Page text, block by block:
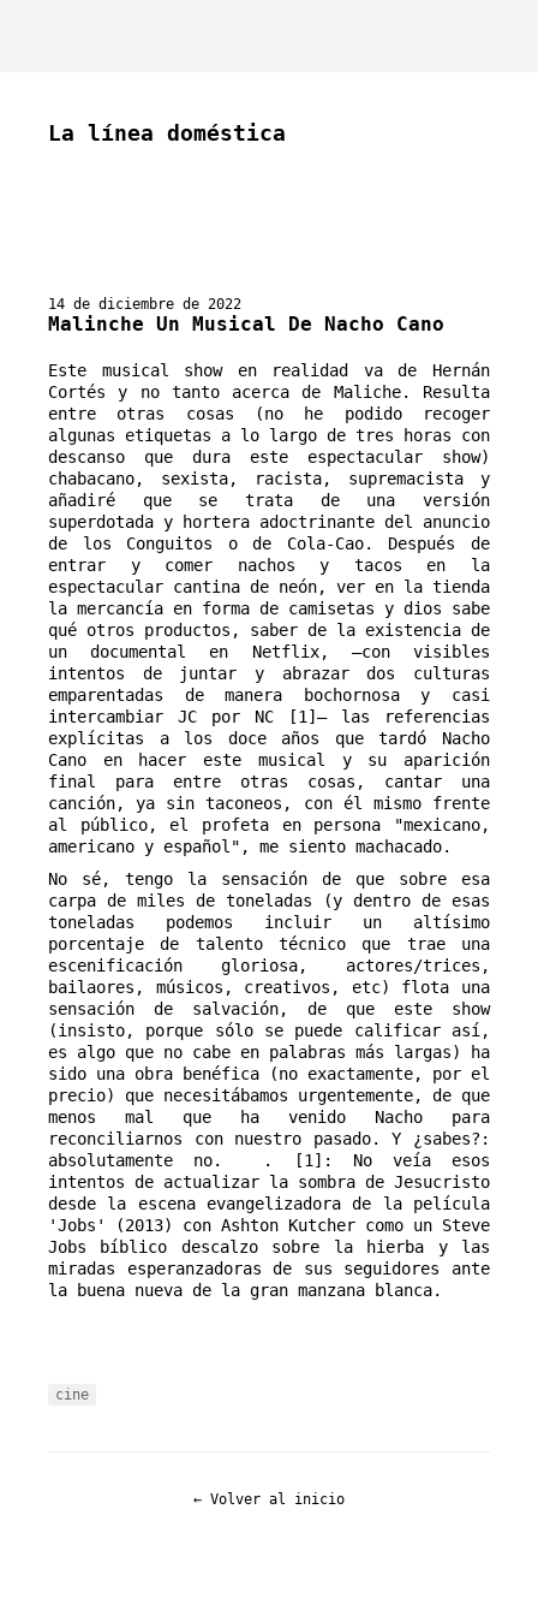
La línea doméstica
14 de diciembre de 2022
Malinche Un Musical De Nacho Cano
Este musical show en realidad va de Hernán
Cortés y no tanto acerca de Maliche. Resulta
entre otras cosas (no he podido recoger
algunas etiquetas a lo largo de tres horas con
descanso que dura este espectacular show)
chabacano, sexista, racista, supremacista y
añadiré que se trata de una versión
superdotada y hortera adoctrinante del anuncio
de los Conguitos o de Cola-Cao. Después de
entrar y comer nachos y tacos en la
espectacular cantina de neón, ver en la tienda
la mercancía en forma de camisetas y dios sabe
qué otros productos, saber de la existencia de
un documental en Netflix, —con visibles
intentos de juntar y abrazar dos culturas
emparentadas de manera bochornosa y casi
intercambiar JC por NC [1]— las referencias
explícitas a los doce años que tardó Nacho
Cano en hacer este musical y su aparición
final para entre otras cosas, cantar una
canción, ya sin taconeos, con él mismo frente
al público, el profeta en persona "mexicano,
americano y español", me siento machacado.
No sé, tengo la sensación de que sobre esa
carpa de miles de toneladas (y dentro de esas
toneladas podemos incluir un altísimo
porcentaje de talento técnico que trae una
escenificación gloriosa, actores/trices,
bailaores, músicos, creativos, etc) flota una
sensación de salvación, de que este show
(insisto, porque sólo se puede calificar así,
es algo que no cabe en palabras más largas) ha
sido una obra benéfica (no exactamente, por el
precio) que necesitábamos urgentemente, de que
menos mal que ha venido Nacho para
reconciliarnos con nuestro pasado. Y ¿sabes?:
absolutamente no. . [1]: No veía esos
intentos de actualizar la sombra de Jesucristo
desde la escena evangelizadora de la película
'Jobs' (2013) con Ashton Kutcher como un Steve
Jobs bíblico descalzo sobre la hierba y las
miradas esperanzadoras de sus seguidores ante
la buena nueva de la gran manzana blanca.
cine
← Volver al inicio